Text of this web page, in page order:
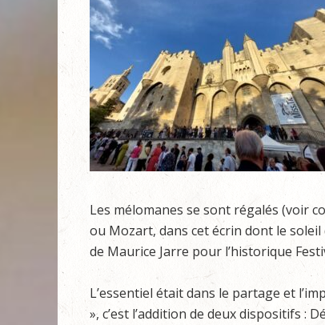
Les mélomanes se sont régalés (voir
ou Mozart, dans cet écrin dont le
de Maurice Jarre pour l’historique
L’essentiel était dans le partage et
», c’est l’addition de deux dispositifs :